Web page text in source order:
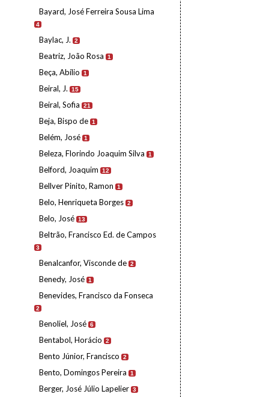
Bayard, José Ferreira Sousa Lima
4
Baylac, J. 2
Beatriz, João Rosa 1
Beça, Abílio 1
Beiral, J. 15
Beiral, Sofia 21
Beja, Bispo de 1
Belém, José 1
Beleza, Florindo Joaquim Silva 1
Belford, Joaquim 12
Bellver Pinito, Ramon 1
Belo, Henriqueta Borges 2
Belo, José 13
Beltrão, Francisco Ed. de Campos
3
Benalcanfor, Visconde de 2
Benedy, José 1
Benevides, Francisco da Fonseca
2
Benoliel, José 6
Bentabol, Horácio 2
Bento Júnior, Francisco 2
Bento, Domingos Pereira 1
Berger, José Júlio Lapelier 3